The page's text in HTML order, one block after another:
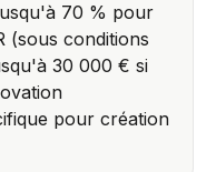
70 % pour
(sous conditions
30 000 € si
pour création